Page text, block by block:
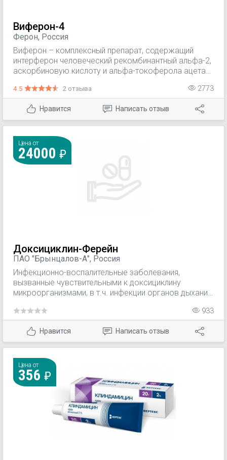
Виферон-4
Ферон, Россия
Виферон – комплексный препарат, содержащий
интерферон человеческий рекомбинантный альфа-2,
аскорбиновую кислоту и альфа-токоферола ацетат.
иммуномодулирующее и антипролиферативное
действие.
4.5 2 отзыва 2773
Нравится Написать отзыв
Цена от
24000
Доксициклин-Ферейн
ПАО "Брынцалов-А", Россия
Инфекционно-воспалительные заболевания,
вызванные чувствительными к доксициклину
микроорганизмами, в т.ч. инфекции органов дыхания
кожи и мягких тканей (в т.ч. угревая сыпь); инфекции
органов мочеполовой системы (в т.ч. гонорея,
первичный и вторичный сифилис); сыпной тиф,
бруцеллез, риккетсиозы, остеомиелит, трахома,
933
Нравится Написать отзыв
Цена от
356